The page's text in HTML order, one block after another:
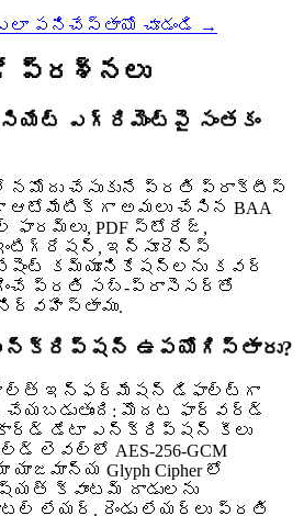
పనిచేస్తాయో చూడండి
→
ప్రశ్నలు
ఎగ్రిమెంట్‌పై సంతకం
లో నమోదు చేసుకునే ప్రతి ప్రాక్టీస్
ఆటోమేటిక్‌గా అమలు చేసిన BAA
ఫారమ్‌లు, PDF స్టోరేజ్,
ఇన్సూరెన్స్
కమ్యూనికేషన్‌లను కవర్
ప్రతి సబ్-ప్రాసెసర్‌తో
నిర్వహిస్తాము.
ఎన్క్రిప్షన్ ఉపయోగిస్తారు?
ఇన్ఫర్మేషన్ డిఫాల్ట్‌గా
మొదట ఫార్వర్డ్
డేటా ఎన్క్రిప్షన్ కీలు
లెవల్‌లో AES-256-GCM
Glyph Cipher లో
క్వాంటమ్ దాడులను
లేయర్. రెండు లేయర్‌లు ప్రతి